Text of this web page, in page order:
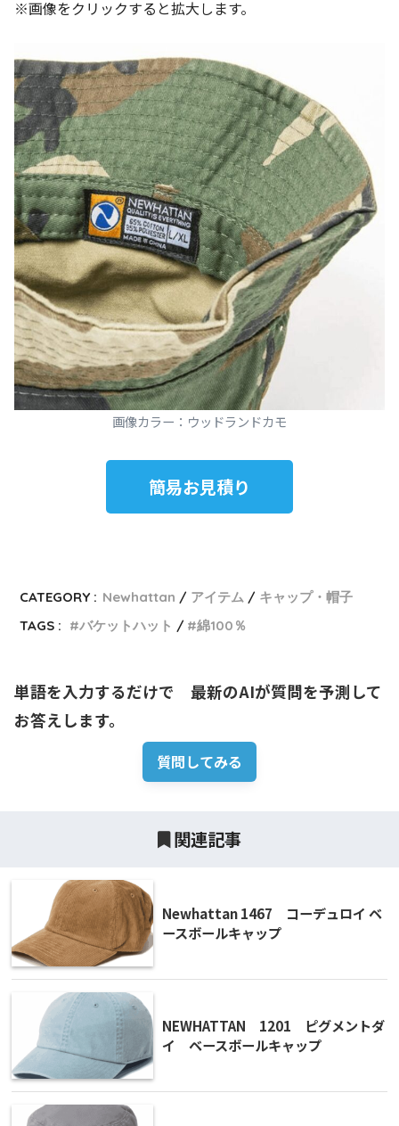
※画像をクリックすると拡大します。
画像カラー：ウッドランドカモ
簡易お見積り
CATEGORY : Newhattan アイテム
キャップ・帽子
TAGS :
バケットハット 綿100％
単語を入力するだけで　最新のAIが質問を予測して
お答えします。
質問してみる
関連記事
Newhattan 1467 コーデュロイ ベ
ースボールキャップ
NEWHATTAN 1201 ピグメントダ
イ ベースボールキャップ